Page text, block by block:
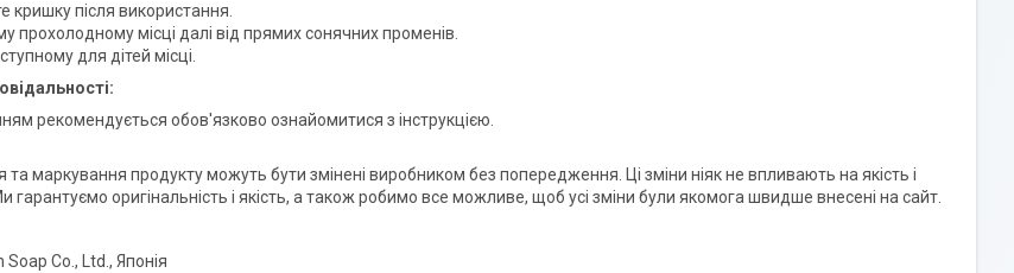
кришку після використання.
прохолодному місці далі від прямих сонячних променів.
для дітей місці.
рекомендується обов'язково ознайомитися з інструкцією.
маркування продукту можуть бути змінені виробником без попередження. Ці зміни ніяк не впливають на якість і
гарантуємо оригінальність і якість, а також робимо все можливе, щоб усі зміни були якомога швидше внесені на сайт.
Soap Co., Ltd., Японія